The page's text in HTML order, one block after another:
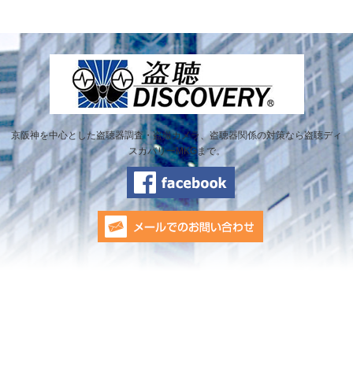
京阪神を中心とした盗聴器調査・盗撮カメラ、盗聴器関係の対策なら盗聴ディ
スカバリーMKGまで。